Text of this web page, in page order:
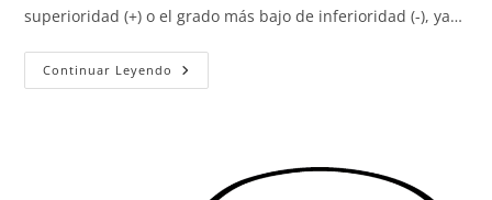
superioridad (+) o el grado más bajo de inferioridad (-), ya…
Continuar Leyendo El
Superlativo